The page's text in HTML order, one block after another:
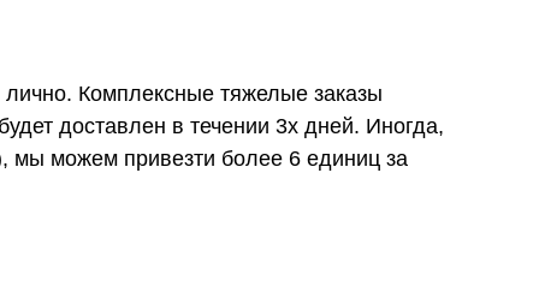
Комплексные тяжелые заказы
доставлен в течении 3х дней. Иногда,
мы можем привезти более 6 единиц за